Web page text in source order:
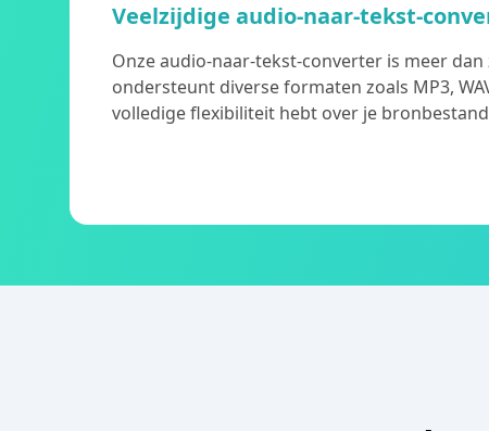
Veelzijdige audio-naar-tekst-
Onze audio-naar-tekst-converter is meer
ondersteunt diverse formaten zoals MP3,
volledige flexibiliteit hebt over je